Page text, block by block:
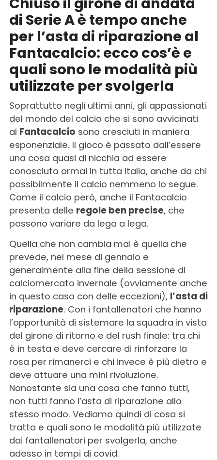
di Serie A è tempo anche
per l’asta di riparazione al
Fantacalcio: ecco cos’è e
quali sono le modalità più
utilizzate per svolgerla
Soprattutto negli ultimi anni, gli appassionati
del mondo del calcio che si sono avvicinati
al Fantacalcio sono cresciuti in maniera
esponenziale. Il gioco è passato dall’essere
una cosa quasi di nicchia ad essere
conosciuto ormai in tutta Italia, anche da chi
possibilmente il calcio nemmeno lo segue.
Come il calcio però, anche il Fantacalcio
presenta delle regole ben precise, che
possono variare da lega a lega.
Quella che non cambia mai è quella che
prevede, nel mese di gennaio e
generalmente alla fine della sessione di
calciomercato invernale (ovviamente anche
in questo caso con delle eccezioni), l’asta di
riparazione. Con i fantallenatori che hanno
l’opportunità di sistemare la squadra in vista
del girone di ritorno e del rush finale: tra chi
è in testa e deve cercare di rinforzare la
rosa per rimanerci e chi invece è più dietro e
deve attuare una mini rivoluzione.
Nonostante sia una cosa che fanno tutti,
non tutti fanno l’asta di riparazione allo
stesso modo. Vediamo quindi di cosa si
tratta e quali sono le modalità più utilizzate
dai fantallenatori per svolgerla, anche
adesso in tempi di covid.